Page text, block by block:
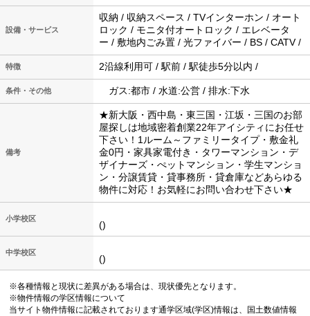
設備・サービス
収納 / 収納スペース / TVインターホン / オート
ロック / モニタ付オートロック / エレベータ
ー / 敷地内ごみ置 / 光ファイバー / BS / CATV /
特徴 2沿線利用可 / 駅前 / 駅徒歩5分以内 /
条件・その他 ガス:都市 / 水道:公営 / 排水:下水
備考
★新大阪・西中島・東三国・江坂・三国のお部
屋探しは地域密着創業22年アイシティにお任せ
下さい！1ルーム～ファミリータイプ・敷金礼
金0円・家具家電付き・タワーマンション・デ
ザイナーズ・ぺットマンション・学生マンショ
ン・分譲賃貸・貸事務所・貸倉庫などあらゆる
物件に対応！お気軽にお問い合わせ下さい★
小学校区
()
中学校区
()
※各種情報と現状に差異がある場合は、現状優先となります。
※物件情報の学区情報について
当サイト物件情報に記載されております通学区域(学区)情報は、国土数値情報